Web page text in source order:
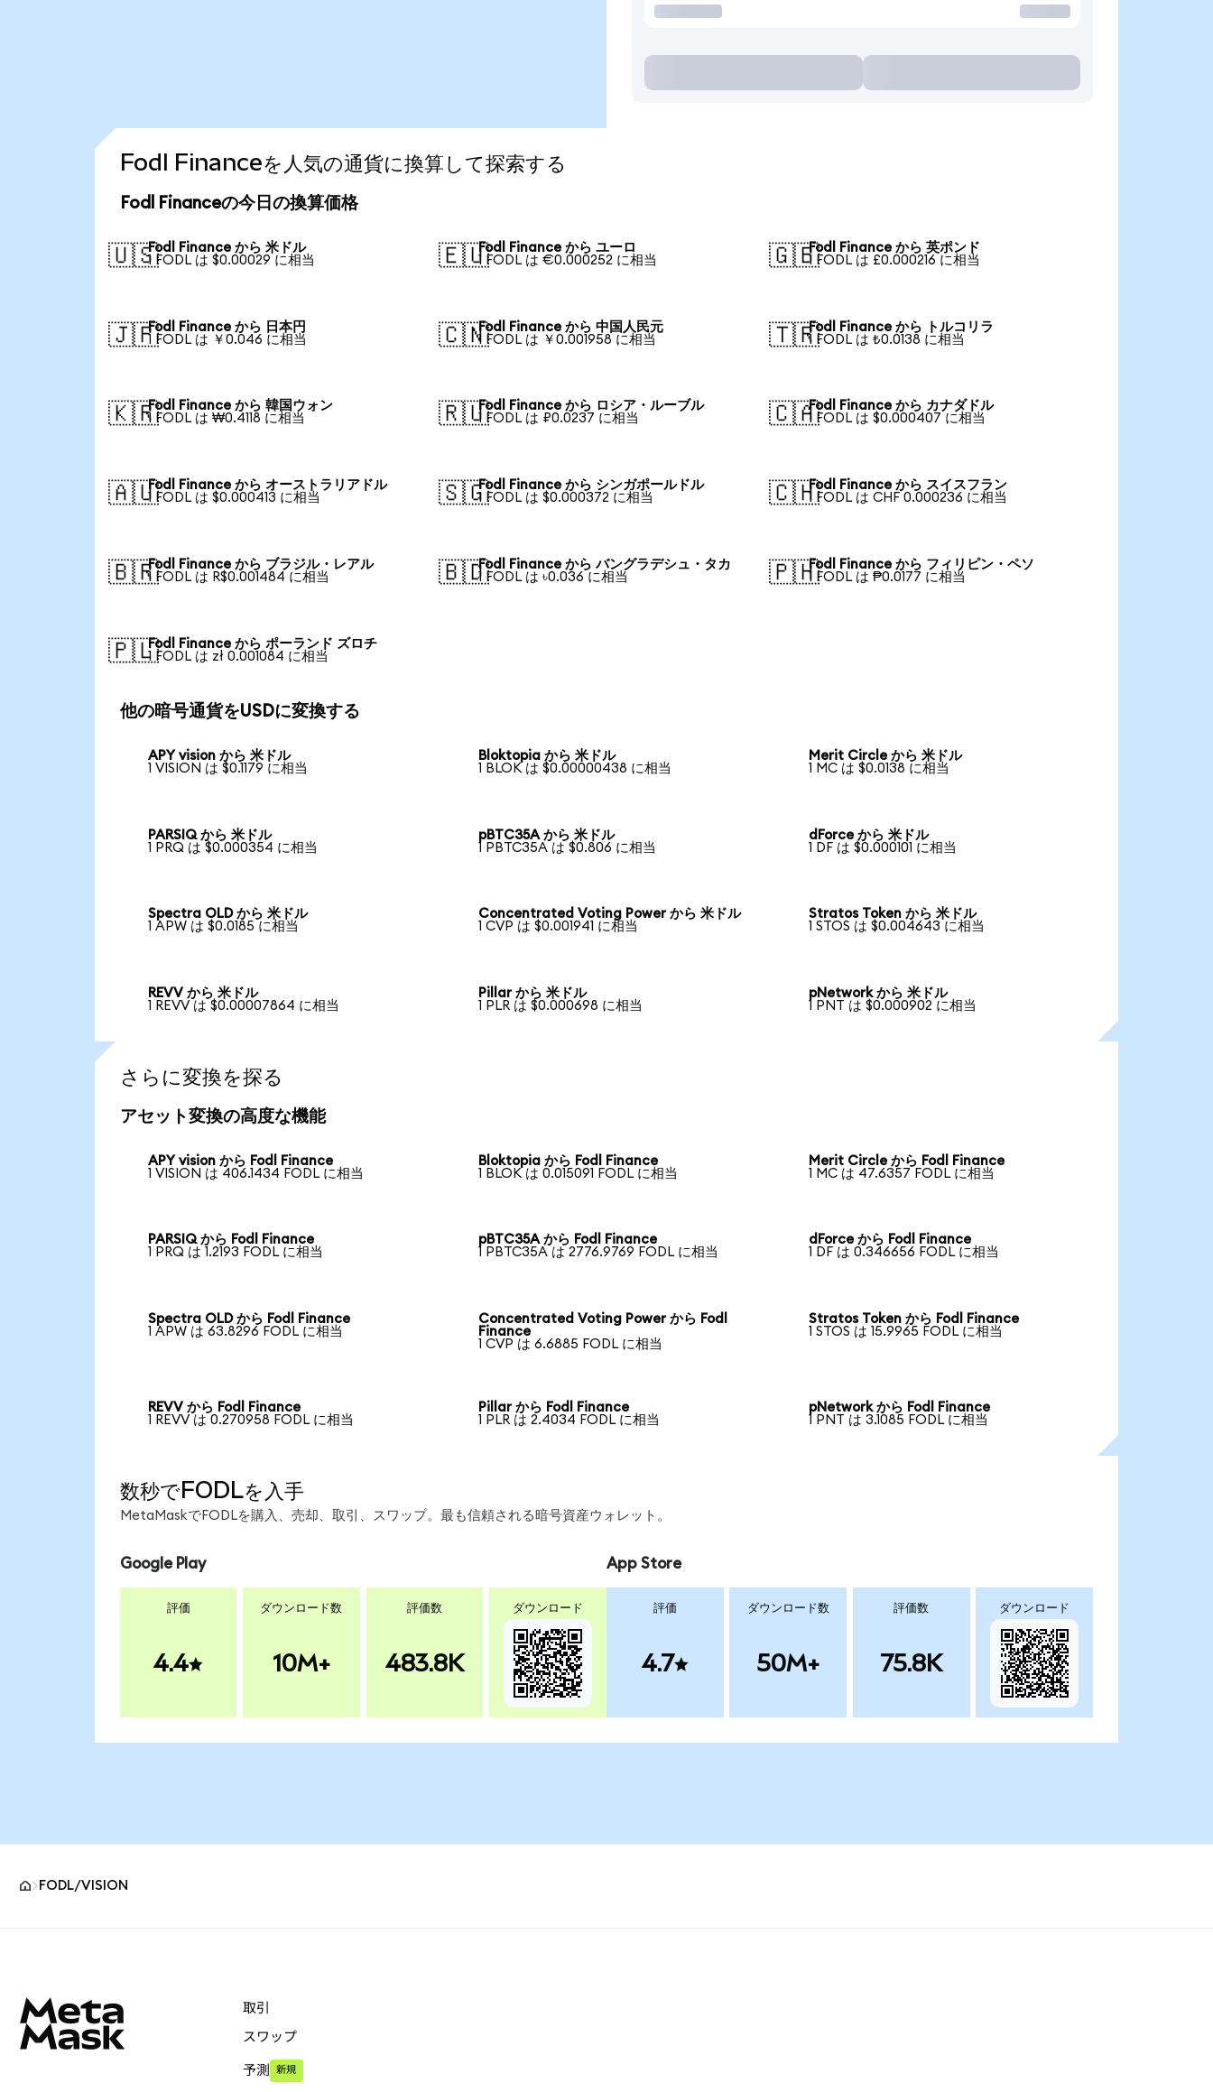
Fodl Financeを人気の通貨に換算して探索する
Fodl Financeの今日の換算価格
🇺🇸Fodl Finance から 米ドル
1 FODL は $0.00029 に相当
🇪🇺Fodl Finance から ユーロ
1 FODL は €0.000252 に相当
🇬🇧Fodl Finance から 英ポンド
1 FODL は £0.000216 に相当
🇯🇵Fodl Finance から 日本円
1 FODL は ￥0.046 に相当
🇨🇳Fodl Finance から 中国人民元
1 FODL は ￥0.001958 に相当
🇹🇷Fodl Finance から トルコリラ
1 FODL は ₺0.0138 に相当
🇰🇷Fodl Finance から 韓国ウォン
1 FODL は ₩0.4118 に相当
🇷🇺Fodl Finance から ロシア・ルーブル
1 FODL は ₽0.0237 に相当
🇨🇦Fodl Finance から カナダドル
1 FODL は $0.000407 に相当
🇦🇺Fodl Finance から オーストラリアドル
1 FODL は $0.000413 に相当
🇸🇬Fodl Finance から シンガポールドル
1 FODL は $0.000372 に相当
🇨🇭Fodl Finance から スイスフラン
1 FODL は CHF 0.000236 に相当
🇧🇷Fodl Finance から ブラジル・レアル
1 FODL は R$0.001484 に相当
🇧🇩Fodl Finance から バングラデシュ・タカ
1 FODL は ৳0.036 に相当
🇵🇭Fodl Finance から フィリピン・ペソ
1 FODL は ₱0.0177 に相当
🇵🇱Fodl Finance から ポーランド ズロチ
1 FODL は zł 0.001084 に相当
他の暗号通貨をUSDに変換する
APY vision から 米ドル
1 VISION は $0.1179 に相当
Bloktopia から 米ドル
1 BLOK は $0.00000438 に相当
Merit Circle から 米ドル
1 MC は $0.0138 に相当
PARSIQ から 米ドル
1 PRQ は $0.000354 に相当
pBTC35A から 米ドル
1 PBTC35A は $0.806 に相当
dForce から 米ドル
1 DF は $0.000101 に相当
Spectra OLD から 米ドル
1 APW は $0.0185 に相当
Concentrated Voting Power から 米ドル
1 CVP は $0.001941 に相当
Stratos Token から 米ドル
1 STOS は $0.004643 に相当
REVV から 米ドル
1 REVV は $0.00007864 に相当
Pillar から 米ドル
1 PLR は $0.000698 に相当
pNetwork から 米ドル
1 PNT は $0.000902 に相当
さらに変換を探る
アセット変換の高度な機能
APY vision から Fodl Finance
1 VISION は 406.1434 FODL に相当
Bloktopia から Fodl Finance
1 BLOK は 0.015091 FODL に相当
Merit Circle から Fodl Finance
1 MC は 47.6357 FODL に相当
PARSIQ から Fodl Finance
1 PRQ は 1.2193 FODL に相当
pBTC35A から Fodl Finance
1 PBTC35A は 2776.9769 FODL に相当
dForce から Fodl Finance
1 DF は 0.346656 FODL に相当
Spectra OLD から Fodl Finance
1 APW は 63.8296 FODL に相当
Concentrated Voting Power から Fodl
Finance
1 CVP は 6.6885 FODL に相当
Stratos Token から Fodl Finance
1 STOS は 15.9965 FODL に相当
REVV から Fodl Finance
1 REVV は 0.270958 FODL に相当
Pillar から Fodl Finance
1 PLR は 2.4034 FODL に相当
pNetwork から Fodl Finance
1 PNT は 3.1085 FODL に相当
数秒でFODLを入手
MetaMaskでFODLを購入、売却、取引、スワップ。最も信頼される暗号資産ウォレット。
Google Play
評価
4.4
ダウンロード数
10M+
評価数
483.8K
ダウンロード
App Store
評価
4.7
ダウンロード数
50M+
評価数
75.8K
ダウンロード
FODL/VISION
取引
スワップ
予測 新規